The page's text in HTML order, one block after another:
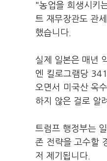
"농업을 희생시키
트 재무장관도 관
했습니다.
실제 일본은 매년
엔 킬로그램당
오면서 미국산 옥
하지 않은 걸로 알
트럼프 행정부는
존 전략을 고수할
저 제기됩니다.